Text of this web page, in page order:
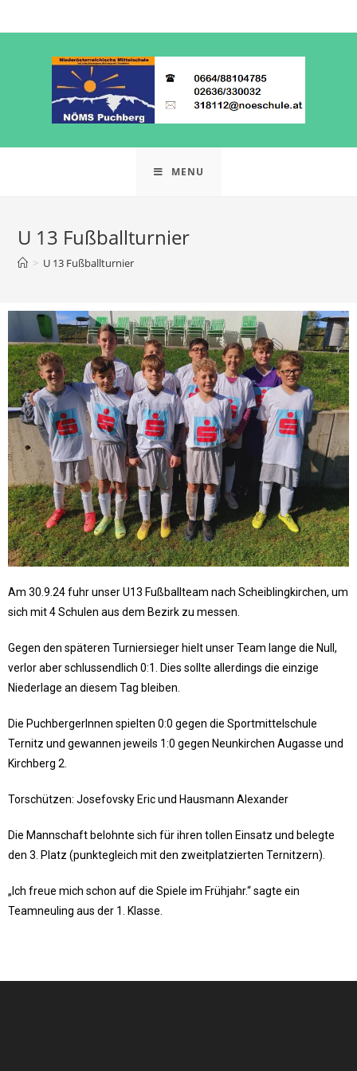
MENU
U 13 Fußballturnier
> U 13 Fußballturnier
Am 30.9.24 fuhr unser U13 Fußballteam nach Scheiblingkirchen, um
sich mit 4 Schulen aus dem Bezirk zu messen.
Gegen den späteren Turniersieger hielt unser Team lange die Null,
verlor aber schlussendlich 0:1. Dies sollte allerdings die einzige
Niederlage an diesem Tag bleiben.
Die PuchbergerInnen spielten 0:0 gegen die Sportmittelschule
Ternitz und gewannen jeweils 1:0 gegen Neunkirchen Augasse und
Kirchberg 2.
Torschützen: Josefovsky Eric und Hausmann Alexander
Die Mannschaft belohnte sich für ihren tollen Einsatz und belegte
den 3. Platz (punktegleich mit den zweitplatzierten Ternitzern).
„Ich freue mich schon auf die Spiele im Frühjahr.“ sagte ein
Teamneuling aus der 1. Klasse.